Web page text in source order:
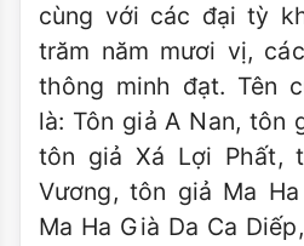
cùng với các đại tỳ
trăm năm mươi vị,
thông minh đạt. Tên
là: Tôn giả A Nan, tôn
tôn giả Xá Lợi Phất,
Vương, tôn giả Ma
Ma Ha Già Da Ca